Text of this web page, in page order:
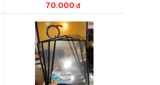
70.000